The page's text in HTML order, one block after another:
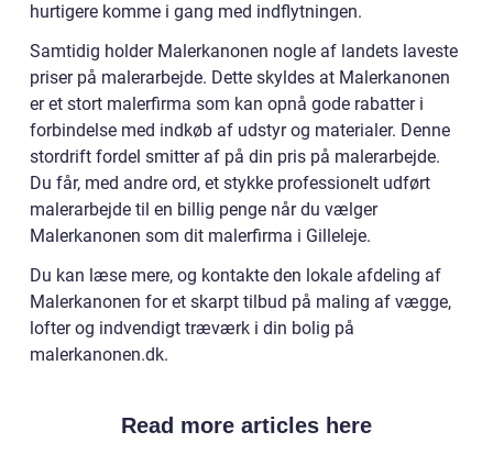
hurtigere komme i gang med indflytningen.
Samtidig holder Malerkanonen nogle af landets laveste
priser på malerarbejde. Dette skyldes at Malerkanonen
er et stort malerfirma som kan opnå gode rabatter i
forbindelse med indkøb af udstyr og materialer. Denne
stordrift fordel smitter af på din pris på malerarbejde.
Du får, med andre ord, et stykke professionelt udført
malerarbejde til en billig penge når du vælger
Malerkanonen som dit malerfirma i Gilleleje.
Du kan læse mere, og kontakte den lokale afdeling af
Malerkanonen for et skarpt tilbud på maling af vægge,
lofter og indvendigt træværk i din bolig på
malerkanonen.dk.
Read more articles here